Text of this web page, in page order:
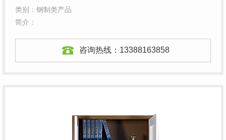
类别：钢制类产品
简介：
咨询热线： 13388163858